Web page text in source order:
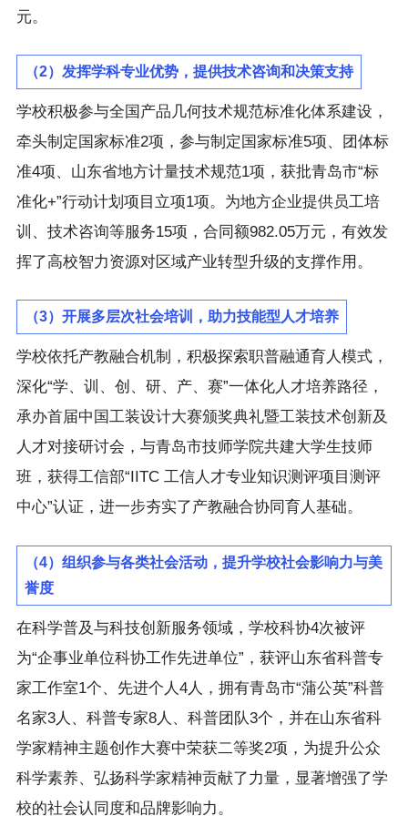
元。
（2）发挥学科专业优势，提供技术咨询和决策支持
学校积极参与全国产品几何技术规范标准化体系建设，
牵头制定国家标准2项，参与制定国家标准5项、团体标
准4项、山东省地方计量技术规范1项，获批青岛市“标
准化+”行动计划项目立项1项。为地方企业提供员工培
训、技术咨询等服务15项，合同额982.05万元，有效发
挥了高校智力资源对区域产业转型升级的支撑作用。
（3）开展多层次社会培训，助力技能型人才培养
学校依托产教融合机制，积极探索职普融通育人模式，
深化“学、训、创、研、产、赛”一体化人才培养路径，
承办首届中国工装设计大赛颁奖典礼暨工装技术创新及
人才对接研讨会，与青岛市技师学院共建大学生技师
班，获得工信部“IITC 工信人才专业知识测评项目测评
中心”认证，进一步夯实了产教融合协同育人基础。
（4）组织参与各类社会活动，提升学校社会影响力与美
誉度
在科学普及与科技创新服务领域，学校科协4次被评
为“企事业单位科协工作先进单位”，获评山东省科普专
家工作室1个、先进个人4人，拥有青岛市“蒲公英”科普
名家3人、科普专家8人、科普团队3个，并在山东省科
学家精神主题创作大赛中荣获二等奖2项，为提升公众
科学素养、弘扬科学家精神贡献了力量，显著增强了学
校的社会认同度和品牌影响力。